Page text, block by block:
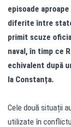
episoade
diferite între
primit scuze
naval, în timp ce
echivalent după
la Constanța.
Cele două situații
utilizate în